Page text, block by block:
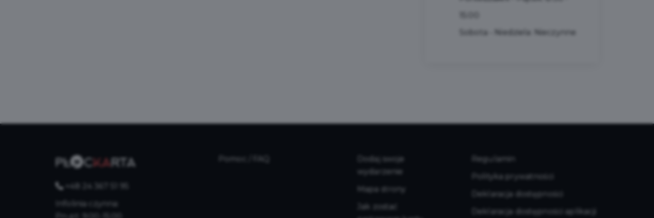
Sobota - Niedziela: Nieczynne
+48 24 367 51 95
Infolinia czynna:
Dodaj swoje
wydarzenie
Mapa strony
Jak zostać
Regulamin
Polityka prywatności
Deklaracja dostępności
Deklaracja dostępności aplikacji